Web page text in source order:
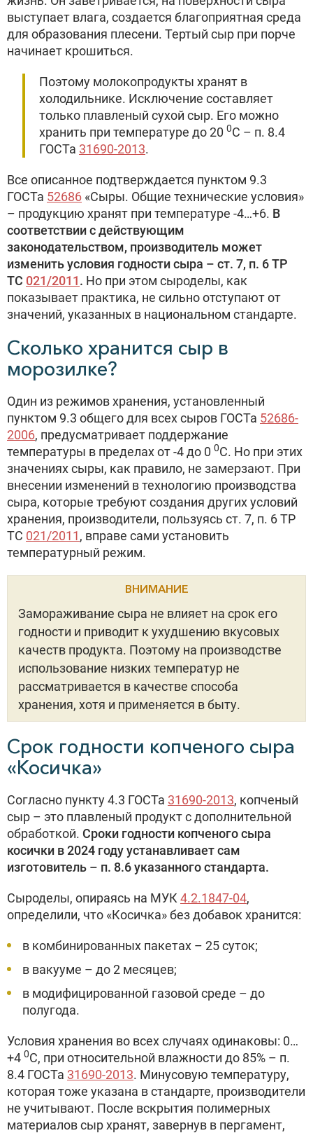
выступает влага, создается благоприятная среда
для образования плесени. Тертый сыр при порче
начинает крошиться.
Поэтому молокопродукты хранят в
холодильнике. Исключение составляет
только плавленый сухой сыр. Его можно
хранить при температуре до 20 0С – п. 8.4
ГОСТа 31690-2013.
Все описанное подтверждается пунктом 9.3
ГОСТа 52686 «Сыры. Общие технические условия»
– продукцию хранят при температуре -4…+6. В
соответствии с действующим
законодательством, производитель может
изменить условия годности сыра – ст. 7, п. 6 ТР
ТС 021/2011. Но при этом сыроделы, как
показывает практика, не сильно отступают от
значений, указанных в национальном стандарте.
Сколько хранится сыр в
морозилке?
Один из режимов хранения, установленный
пунктом 9.3 общего для всех сыров ГОСТа 52686-
2006, предусматривает поддержание
температуры в пределах от -4 до 0 0С. Но при этих
значениях сыры, как правило, не замерзают. При
внесении изменений в технологию производства
сыра, которые требуют создания других условий
хранения, производители, пользуясь ст. 7, п. 6 ТР
ТС 021/2011, вправе сами установить
температурный режим.
ВНИМАНИЕ
Замораживание сыра не влияет на срок его
годности и приводит к ухудшению вкусовых
качеств продукта. Поэтому на производстве
использование низких температур не
рассматривается в качестве способа
хранения, хотя и применяется в быту.
Срок годности копченого сыра
«Косичка»
Согласно пункту 4.3 ГОСТа 31690-2013, копченый
сыр – это плавленый продукт с дополнительной
обработкой. Сроки годности копченого сыра
косички в 2024 году устанавливает сам
изготовитель – п. 8.6 указанного стандарта.
Сыроделы, опираясь на МУК 4.2.1847-04,
определили, что «Косичка» без добавок хранится:
в комбинированных пакетах – 25 суток;
в вакууме – до 2 месяцев;
в модифицированной газовой среде – до
полугода.
Условия хранения во всех случаях одинаковы: 0…
+4 0С, при относительной влажности до 85% – п.
8.4 ГОСТа 31690-2013. Минусовую температуру,
которая тоже указана в стандарте, производители
не учитывают. После вскрытия полимерных
материалов сыр хранят, завернув в пергамент,